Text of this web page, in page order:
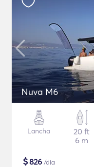
Nuva M6
Lancha
20 ft
6 m
$826 /dia